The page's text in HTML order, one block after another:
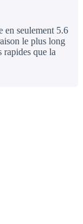
en seulement 5.6
le plus long
rapides que la